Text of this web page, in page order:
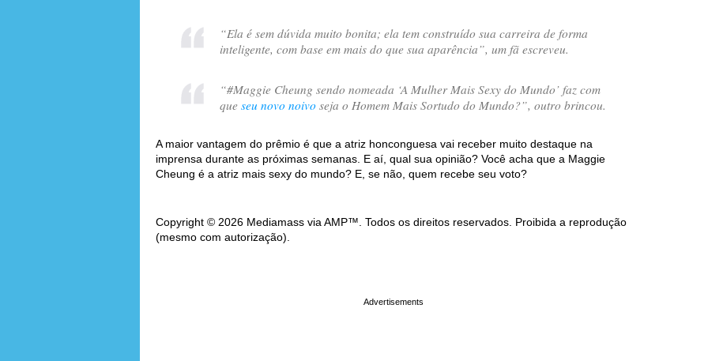
“Ela é sem dúvida muito bonita; ela tem construído sua carreira de forma
inteligente, com base em mais do que sua aparência”, um fã escreveu.
“#Maggie Cheung sendo nomeada ‘A Mulher Mais Sexy do Mundo’ faz com
que seu novo noivoseja o Homem Mais Sortudo do Mundo?”, outro brincou.
A maior vantagem do prêmio é que a atriz honconguesa vai receber muito destaque na
imprensa durante as próximas semanas. E aí, qual sua opinião? Você acha que a Maggie
Cheung é a atriz mais sexy do mundo? E, se não, quem recebe seu voto?
Copyright © 2026 Mediamass via AMP™. Todos os direitos reservados. Proibida a reprodução
(mesmo com autorização).